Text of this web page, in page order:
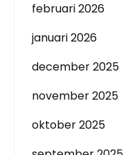
februari 2026
januari 2026
december 2025
november 2025
oktober 2025